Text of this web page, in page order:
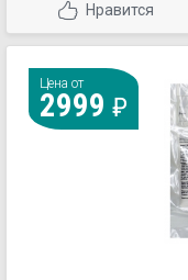
Нравится
Цена от
2999